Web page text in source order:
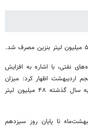
نفتی، با اشاره به افزایش
اردیبهشت اظهار کرد: میزان
مصرف بنزین در این مدت نسبت به مدت مشابه سال گذشته ۴۸ میلیون لیتر
تا پایان روز سیزدهم